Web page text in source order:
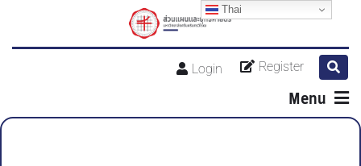
Register
Login
Menu
Thai